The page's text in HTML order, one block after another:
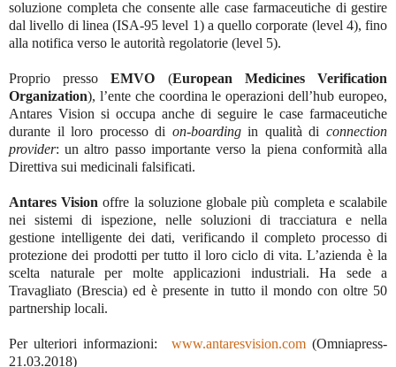
soluzione completa che consente alle case farmaceutiche di gestire
dal livello di linea (ISA-95 level 1) a quello corporate (level 4), fino
alla notifica verso le autorità regolatorie (level 5).
Proprio pressoEMVO (European Medicines Verification
Organization), l’ente che coordina le operazioni dell’hub europeo,
Antares Vision si occupa anche di seguire le case farmaceutiche
durante il loro processo di on-boardingin qualità diconnection
provider: un altro passo importante verso la piena conformità alla
Direttiva sui medicinali falsificati.
Antares Vision offre la soluzione globale più completa e scalabile
nei sistemi di ispezione, nelle soluzioni di tracciatura e nella
gestione intelligente dei dati, verificando il completo processo di
protezione dei prodotti per tutto il loro ciclo di vita. L’azienda è la
scelta naturale per molte applicazioni industriali. Ha sede a
Travagliato (Brescia) ed è presente in tutto il mondo con oltre 50
partnership locali.
Per ulteriori informazioni: www.antaresvision.com (Omniapress-
21.03.2018)